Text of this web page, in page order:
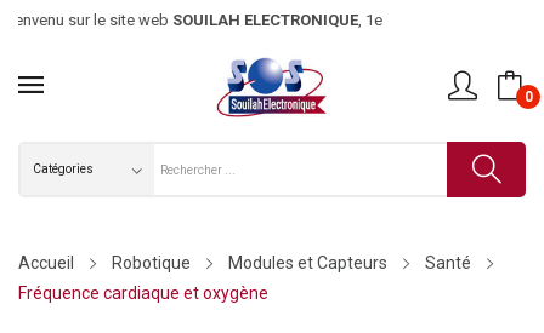
sur le site webSOUILAH ELECTRONIQUE, 1er magasin
0
Accueil Robotique Modules et Capteurs
Santé
Fréquence cardiaque et oxygène